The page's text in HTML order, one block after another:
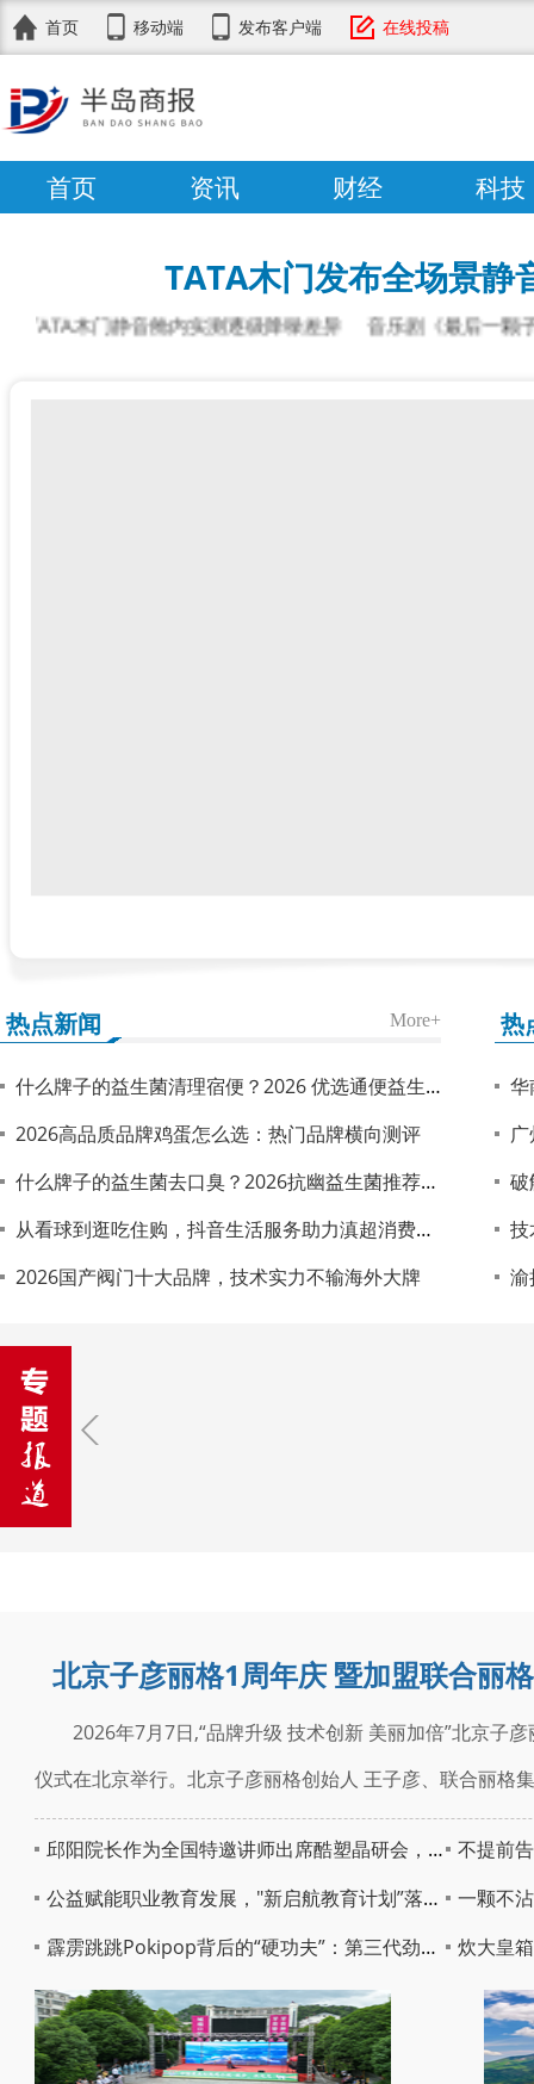
首页 移动端 发布客户端 在线投稿
首页 资讯 财经 科技
TATA木门发布全场景静
门静音舱内实测逐级降噪差异 音乐剧《最后一颗子弹》西
热点新闻 More+
什么牌子的益生菌清理宿便？2026 优选通便益生菌，加快排空清除肠道积滞
2026高品质品牌鸡蛋怎么选：热门品牌横向测评
什么牌子的益生菌去口臭？2026抗幽益生菌推荐，平衡胃部菌群清新口气
从看球到逛吃住购，抖音生活服务助力滇超消费热起来
2026国产阀门十大品牌，技术实力不输海外大牌
热
华
广
破
技术
渝
北京子彦丽格1周年庆 暨加盟联合丽
2026年7月7日,“品牌升级 技术创新 美丽加倍”北京子
仪式在北京举行。北京子彦丽格创始人 王子彦、联合丽格
邱阳院长作为全国特邀讲师出席酷塑晶研会，聚焦精准点位评估与舒适减脂塑形
不提前告知！世
公益赋能职业教育发展，"新启航教育计划”落地上海
一颗不沾手的
霹雳跳跳Pokipop背后的“硬功夫”：第三代劲跳糖技术与全球供应链解码
炊大皇箱